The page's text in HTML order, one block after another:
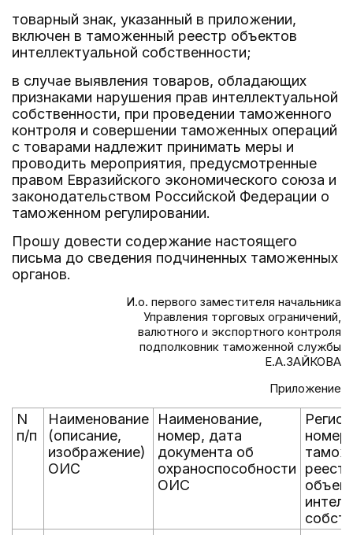
товарный знак, указанный в приложении,
включен в таможенный реестр объектов
интеллектуальной собственности;
в случае выявления товаров, обладающих
признаками нарушения прав интеллектуальной
собственности, при проведении таможенного
контроля и совершении таможенных операций
с товарами надлежит принимать меры и
проводить мероприятия, предусмотренные
правом Евразийского экономического союза и
законодательством Российской Федерации о
таможенном регулировании.
Прошу довести содержание настоящего
письма до сведения подчиненных таможенных
органов.
И.о. первого заместителя начальника
Управления торговых ограничений,
валютного и экспортного контроля
подполковник таможенной службы
Е.А.ЗАЙКОВА
Приложение
N
п/п
Наименование
(описание,
изображение)
ОИС
Наименование,
номер, дата
документа об
охраноспособности
ОИС
номер